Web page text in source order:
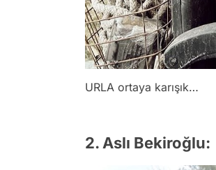
URLA ortaya karışık…
2. Aslı Bekiroğlu: